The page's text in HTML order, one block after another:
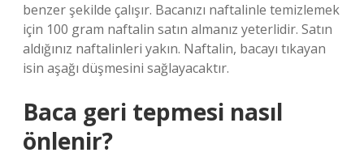
benzer şekilde çalışır. Bacanızı naftalinle temizlemek
için 100 gram naftalin satın almanız yeterlidir. Satın
aldığınız naftalinleri yakın. Naftalin, bacayı tıkayan
isin aşağı düşmesini sağlayacaktır.
Baca geri tepmesi nasıl
önlenir?